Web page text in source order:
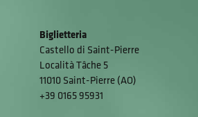
Biglietteria
Castello di Saint-Pierre
Località Tâche 5
11010 Saint-Pierre (AO)
+39 0165 95931